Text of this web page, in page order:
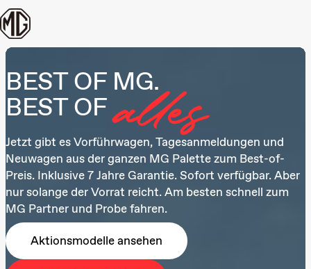
Zum Inhalt springen
BEST OF MG.
BEST OF alles
Jetzt gibt es Vorführwagen, Tagesanmeldungen und
Neuwagen aus der ganzen MG Palette zum Best-of-
Preis. Inklusive 7 Jahre Garantie. Sofort verfügbar. Aber
nur solange der Vorrat reicht. Am besten schnell zum
MG Partner und Probe fahren.
Aktionsmodelle ansehen